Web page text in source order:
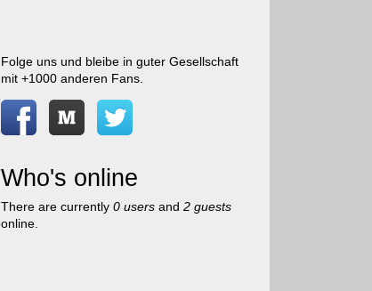
Folge uns und bleibe in guter Gesellschaft
mit +1000 anderen Fans.
Who's online
There are currently 0 usersand 2 guests
online.